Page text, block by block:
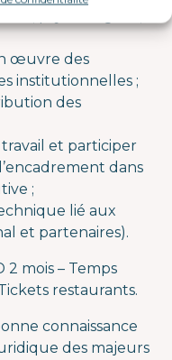
œuvre des
institutionnelles ;
des
travail et participer
dans
;
lié aux
et partenaires).
2 mois – Temps
restaurants.
connaissance
des majeurs